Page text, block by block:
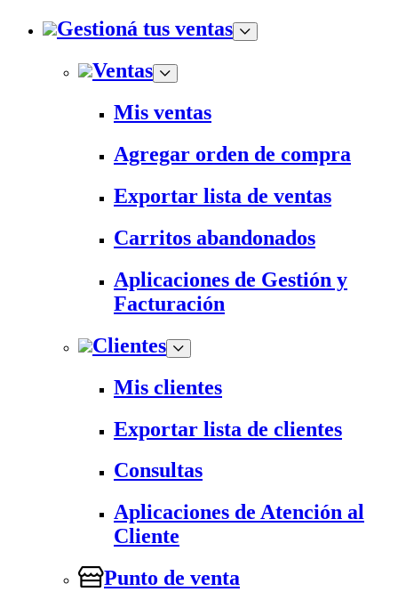
Gestioná tus ventas
Ventas
Mis ventas
Agregar orden de compra
Exportar lista de ventas
Carritos abandonados
Aplicaciones de Gestión y
Facturación
Clientes
Mis clientes
Exportar lista de clientes
Consultas
Aplicaciones de Atención al
Cliente
Punto de venta